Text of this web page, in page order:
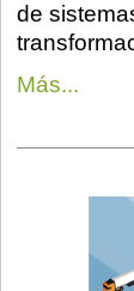
de
Más...